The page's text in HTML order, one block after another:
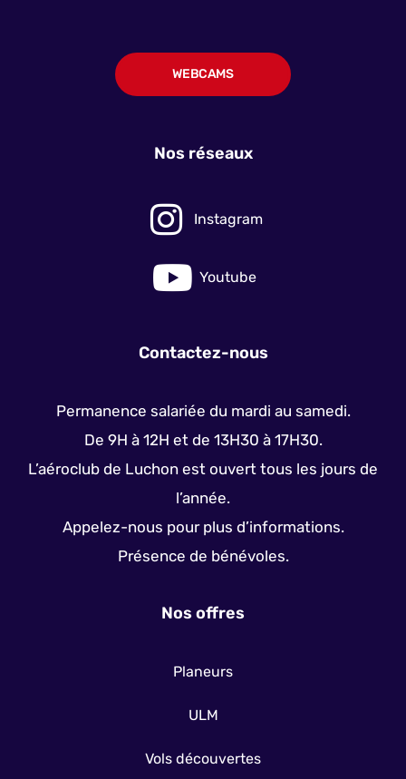
WEBCAMS
Nos réseaux
Instagram
Youtube
Contactez-nous
Permanence salariée du mardi au samedi.
De 9H à 12H et de 13H30 à 17H30.
L’aéroclub de Luchon est ouvert tous les jours de
l’année.
Appelez-nous pour plus d’informations.
Présence de bénévoles.
Nos offres
Planeurs
ULM
Vols découvertes